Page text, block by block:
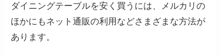
ダイニングテーブルを安く買うには、メルカリの
ほかにもネット通販の利用などさまざまな方法が
あります。